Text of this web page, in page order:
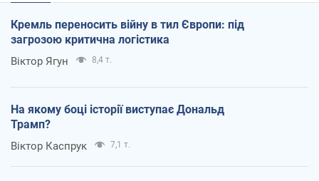
Кремль переносить війну в тил Європи: під
загрозою критична логістика
Віктор Ягун 8,4 т.
На якому боці історії виступає Дональд
Трамп?
Віктор Каспрук 7,1 т.